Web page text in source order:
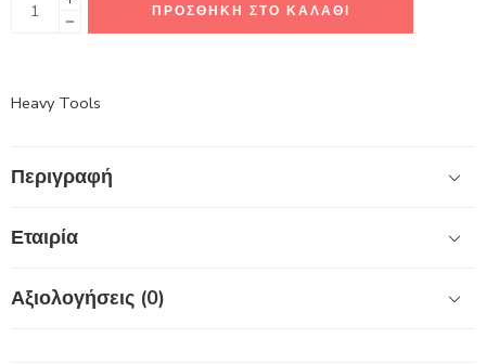
ΠΡΟΣΘΉΚΗ ΣΤΟ ΚΑΛΆΘΙ
Heavy Tools
Περιγραφή
Εταιρία
Αξιολογήσεις (0)